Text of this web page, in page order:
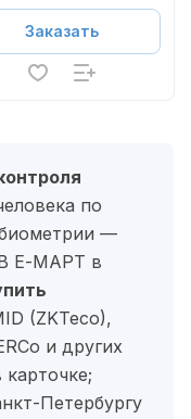
Заказать
по
—
В Е-МАРТ в
(ZKTeco),
и других
карточке;
Петербургу